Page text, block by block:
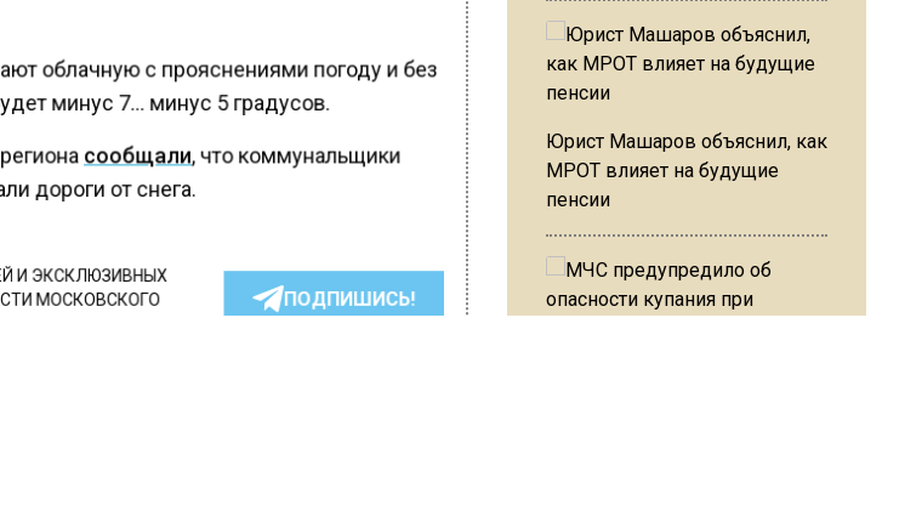
облачную с прояснениями погоду и без
минус 7… минус 5 градусов.
сообщали, что коммунальщики
дороги от снега.
И ЭКСКЛЮЗИВНЫХ
МОСКОВСКОГО
ПОДПИШИСЬ!
Юрист Машаров объяснил, как
МРОТ влияет на будущие
пенсии